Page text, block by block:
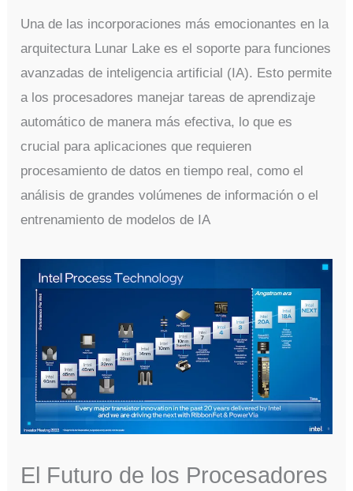
Una de las incorporaciones más emocionantes en la
arquitectura Lunar Lake es el soporte para funciones
avanzadas de inteligencia artificial (IA). Esto permite
a los procesadores manejar tareas de aprendizaje
automático de manera más efectiva, lo que es
crucial para aplicaciones que requieren
procesamiento de datos en tiempo real, como el
análisis de grandes volúmenes de información o el
entrenamiento de modelos de IA​
El Futuro de los Procesadores